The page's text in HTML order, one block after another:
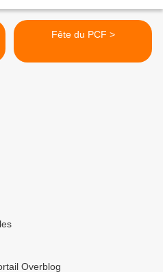
Fête du PCF >
Overblog